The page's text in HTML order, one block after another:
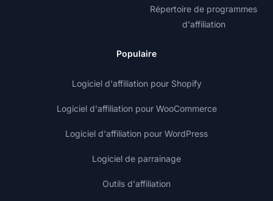
Répertoire de programmes
d'affiliation
Populaire
Logiciel d'affiliation pour Shopify
Logiciel d'affiliation pour WooCommerce
Logiciel d'affiliation pour WordPress
Logiciel de parrainage
Outils d'affiliation